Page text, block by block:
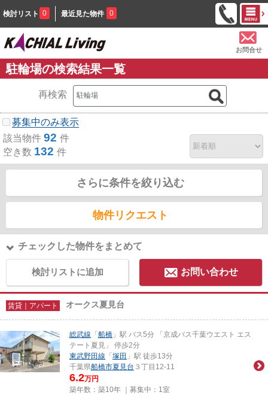
検討リスト 0 最近見た物件 0
お問合せ
駐輪場の検索結果一覧
再検索
募集中のみ表示
該当物件 92 件
空き数 132 件
さらに条件を絞り込む
物件リクエスト
チェックした物件をまとめて
検討リストに追加 お問い合わせ
賃貸｜アパート オークス夏見台
総武線 「 船橋 」駅 バス5分 「京成バス千葉ウエスト エス
テート夏見」 停歩2分
東武野田線 「 塚田 」駅 徒歩13分
千葉県船橋市夏見台 ３丁目12-11
6.2万円
築年数：築10年 ｜募集中： 1室